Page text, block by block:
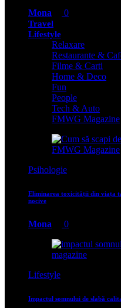
Mona 0
Travel
Lifestyle
Relaxare
Restaurante &
Filme & Carti
Home & Deco
Fun
People
Tech & Auto
FMWG Magazine
Psihologie
Eliminarea toxicității din viața
nocive
Mona 0
Lifestyle
Impactul somnului de slabă